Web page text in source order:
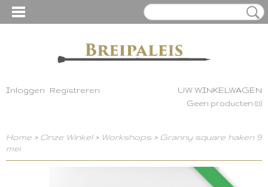
Inloggen Registreren UW WINKELWAGEN
Geen producten (0)
Home > Onze Winkel> Workshops > Granny square haken 9
mei